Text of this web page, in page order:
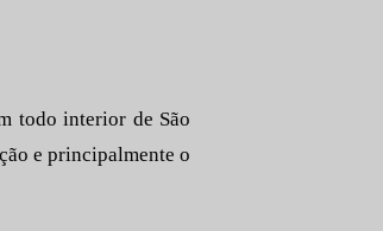
todo interior de São
e principalmente o